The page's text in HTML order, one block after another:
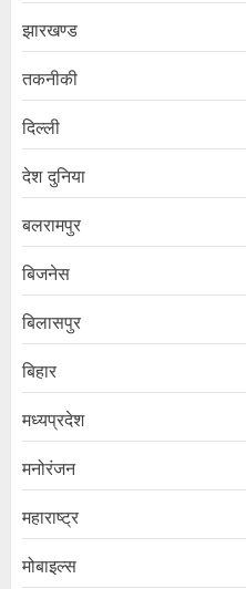
झारखण्ड
तकनीकी
दिल्ली
देश दुनिया
बलरामपुर
बिजनेस
बिलासपुर
बिहार
मध्यप्रदेश
मनोरंजन
महाराष्ट्र
मोबाइल्स